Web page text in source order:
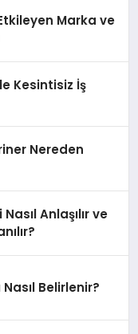
Marka ve
Kesintisiz İş
Nereden
Anlaşılır ve
Belirlenir?